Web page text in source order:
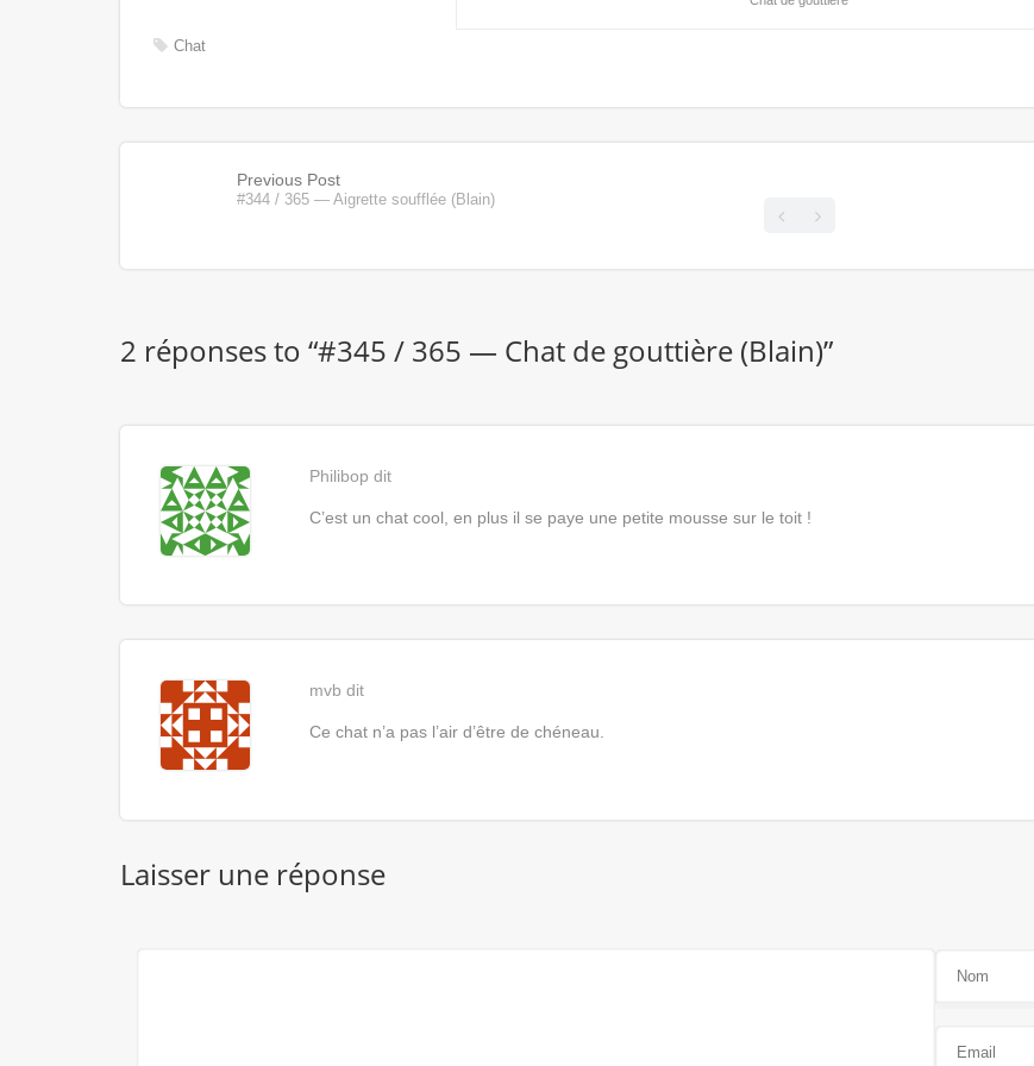
Chat
Previous Post
#344 / 365 — Aigrette soufflée (Blain)
2 réponses to “#345 / 365 — Chat de gouttière (Blain)”
Philibopdit
C’est un chat cool, en plus il se paye une petite mousse sur le toit !
mvbdit
Ce chat n’a pas l’air d’être de chéneau.
Laisser une réponse